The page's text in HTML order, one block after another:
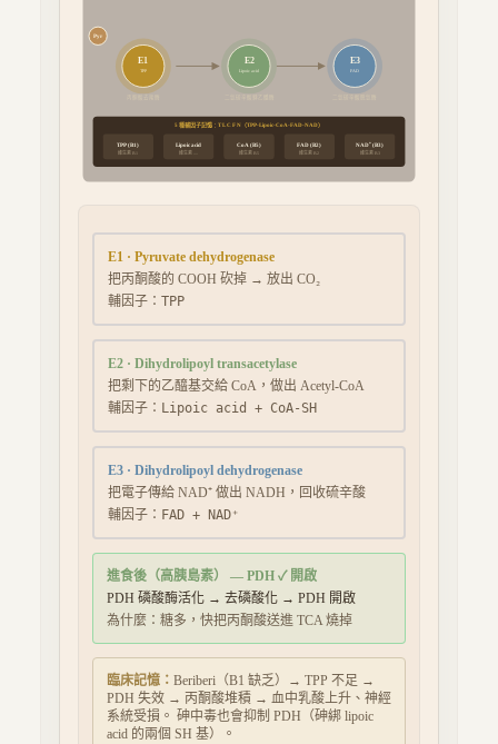
E1
TPP
E2
Lipoic acid
E3
FAD
5 種輔因子記憶：T L C F N（TPP-Lipoic-CoA-FAD-NAD）
TPP (B1)
維生素 B1
Lipoic acid
維生素
CoA (B5)
維生素 B5
FAD (B2)
維生素 B2
NAD⁺ (B3)
維生素 B3
Pyr
E1 · Pyruvate dehydrogenase
把丙酮酸的 COOH 砍掉 → 放出 CO₂
輔因子： TPP
E2 · Dihydrolipoyl transacetylase
把剩下的乙醯基交給 CoA，做出 Acetyl-CoA
輔因子： Lipoic acid + CoA-SH
E3 · Dihydrolipoyl dehydrogenase
把電子傳給 NAD⁺ 做出 NADH，回收硫辛酸
輔因子： FAD + NAD⁺
進食後（高胰島素） — PDH ✓ 開啟
PDH 磷酸酶活化 → 去磷酸化 → PDH 開啟
為什麼： 糖多，快把丙酮酸送進 TCA 燒掉
臨床記憶： Beriberi（B1 缺乏）→ TPP 不足 →
PDH 失效 → 丙酮酸堆積 → 血中乳酸上升、神經
系統受損。 砷中毒也會抑制 PDH（砷綁 lipoic
acid 的兩個 SH 基）。